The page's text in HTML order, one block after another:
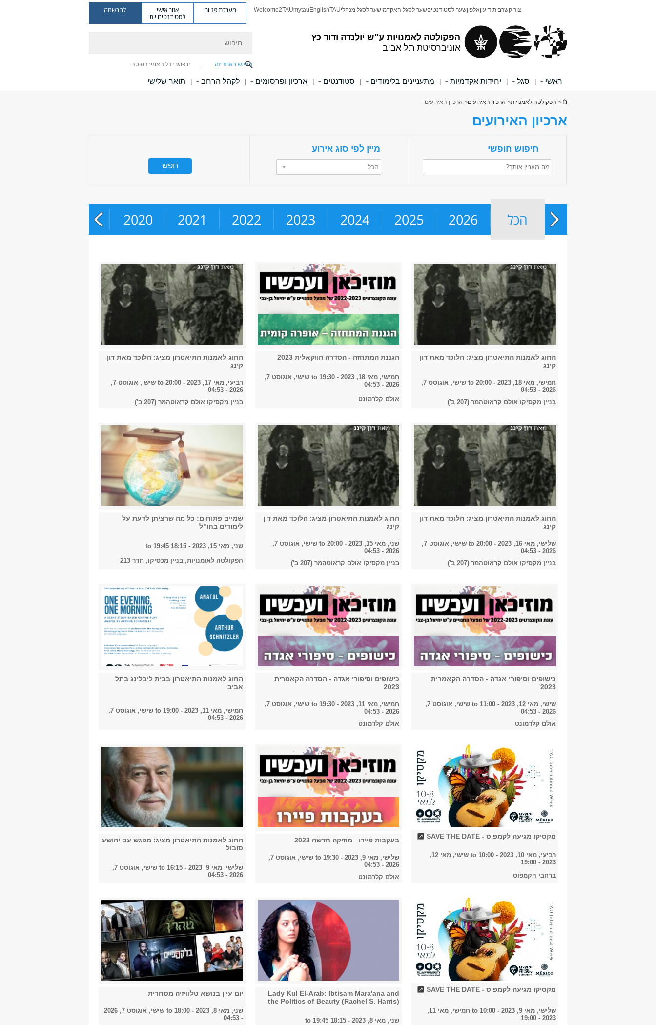
הפקולטה לאמנויות ע"ש יולנדה ודוד כץ
אוניברסיטת תל אביב
צור קשרביתידיעוןאלפוןשער לסטודנטיםשער לסגל האקדמישער לסגל מנהליTAU
English
mytau
Welcome2TAU מערכת פניות אזור אישי
לסטודנטים.יות
להרשמה
חיפוש באתר זה חיפוש בכל האוניברסיטה
ראשי | סגל | יחידות אקדמיות | מתעניינים בלימודים | סטודנטים | ארכיון ופרסומים | לקהל הרחב | תואר שלישי
הינך נמצא כאן
> הפקולטה לאמנויות> ארכיון האירועים> ארכיון האירועים
ארכיון האירועים
חיפוש חופשי מיין לפי סוג אירוע
הכל
2019 2020 2021 2022 2023 2024 2025 2026 הכל
החוג לאמנות התיאטרון מציג: הלוכד מאת דון
קינג
חמישי, מאי 18, 2023 - 20:00
שישי, אוגוסט 7,
2026 - 04:53
בניין מקסיקו אולם קראוטהמר (207 ב')
הגננת המתחזה - הסדרה הווקאלית 2023
חמישי, מאי 18, 2023 - 19:30 to
שישי, אוגוסט 7,
2026 - 04:53
אולם קלרמונט
החוג לאמנות התיאטרון מציג: הלוכד מאת דון
קינג
רביעי, מאי 17, 2023 - 20:00 to
שישי, אוגוסט 7,
2026 - 04:53
בניין מקסיקו אולם קראוטהמר (207 ב')
החוג לאמנות התיאטרון מציג: הלוכד מאת דון
קינג
שלישי, מאי 16, 2023 - 20:00
שישי, אוגוסט 7,
2026 - 04:53
בניין מקסיקו אולם קראוטהמר (207 ב')
החוג לאמנות התיאטרון מציג: הלוכד מאת דון
קינג
שני, מאי 15, 2023 - 20:00 to
שישי, אוגוסט 7,
2026 - 04:53
בניין מקסיקו אולם קראוטהמר (207 ב')
שמיים פתוחים: כל מה שרציתן לדעת על
לימודים בחו"ל
שני, מאי 15, 2023 - 18:15
to
19:45
הפקולטה לאומנויות, בניין מכסיקו, חדר 213
כישופים וסיפורי אגדה - הסדרה הקאמרית
2023
שישי, מאי 12, 2023 - 11:00
שישי, אוגוסט 7,
2026 - 04:53
אולם קלרמונט
כישופים וסיפורי אגדה - הסדרה הקאמרית
2023
חמישי, מאי 11, 2023 - 19:30 to
שישי, אוגוסט 7,
2026 - 04:53
אולם קלרמונט
החוג לאמנות התיאטרון בבית ליבלינג בתל
אביב
חמישי, מאי 11, 2023 - 19:00 to
שישי, אוגוסט 7,
2026 - 04:53
מקסיקו מגיעה לקמפוס - SAVE THE DATE
רביעי, מאי 10, 2023 - 10:00
שישי, מאי 12,
2023 - 19:00
ברחבי הקמפוס
בעקבות פיירו - מוזיקה חדשה 2023
שלישי, מאי 9, 2023 - 19:30 to
שישי, אוגוסט 7,
2026 - 04:53
אולם קלרמונט
החוג לאמנות התיאטרון מציג: מפגש עם יהושע
סובול
שלישי, מאי 9, 2023 - 16:15 to
שישי, אוגוסט 7,
2026 - 04:53
מקסיקו מגיעה לקמפוס - SAVE THE DATE
שלישי, מאי 9, 2023 - 10:00
חמישי, מאי 11,
2023 - 19:00
Lady Kul El-Arab: Ibtisam Mara'ana and
the Politics of Beauty (Rachel S. Harris)
שני, מאי 8, 2023 - 18:15
to
19:45
יום עיון בנושא טלוויזיה מסחרית
שני, מאי 8, 2023 - 18:00 to
שישי, אוגוסט 7, 2026
- 04:53